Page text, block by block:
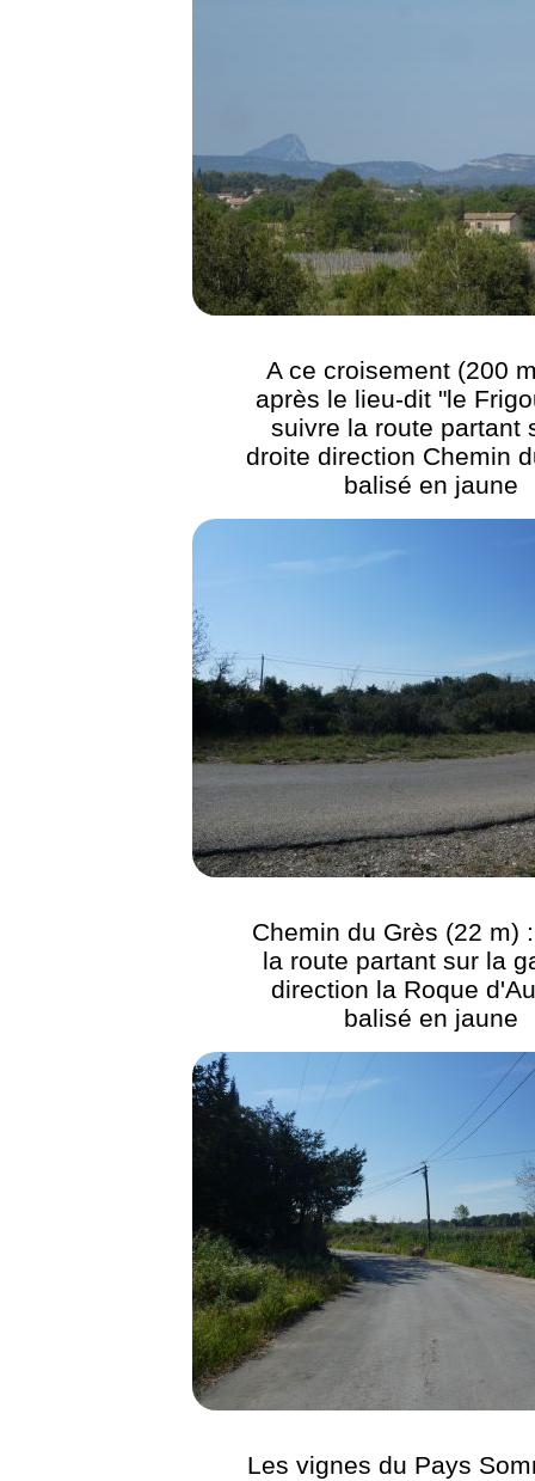
A ce croisement (200
après le lieu-dit "le
suivre la route partant
droite direction Chemin
balisé en jaune
Chemin du Grès (22 m)
la route partant sur la
direction la Roque
balisé en jaune
Les vignes du Pays